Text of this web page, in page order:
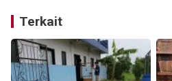
Terkait